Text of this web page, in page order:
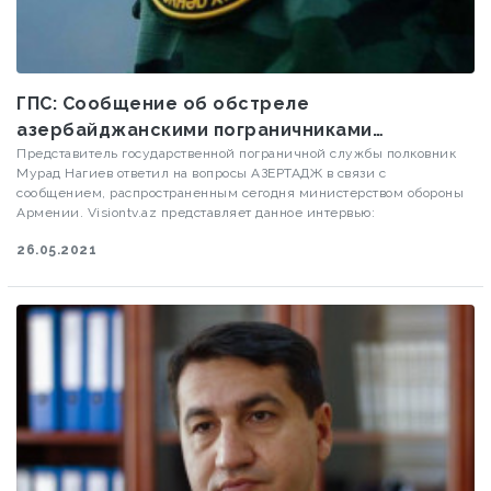
ГПС: Сообщение об обстреле
азербайджанскими пограничниками
территории Армении не соответствует
действительности
Представитель государственной пограничной службы полковник
Мурад Нагиев ответил на вопросы АЗЕРТАДЖ в связи с
сообщением, распространенным сегодня министерством обороны
Армении. Visiontv.az представляет данное интервью:
26.05.2021